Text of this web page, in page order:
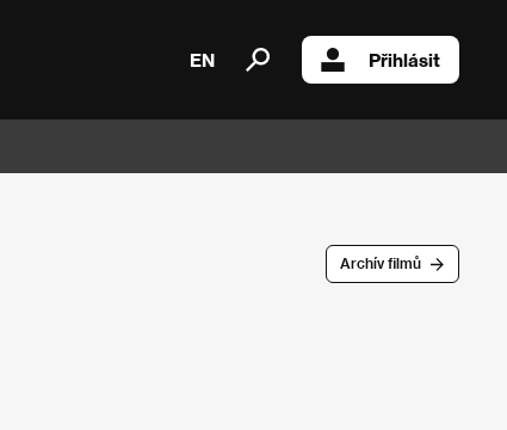
EN Přihlásit
Archív filmů